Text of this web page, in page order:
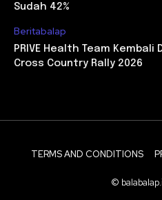
Sudah 42%
Beritabalap
PRIVE Health Team
Cross Country Rally 2026
TERMS AND CONDITIONS
©